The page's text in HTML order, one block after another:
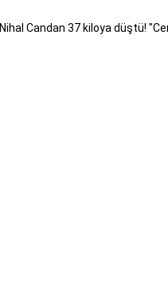
Nihal Candan 37 kiloya düştü!